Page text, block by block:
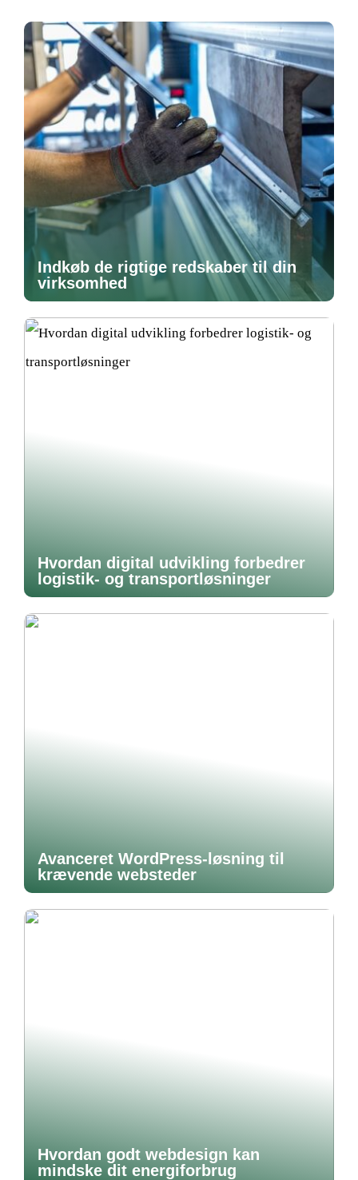
Indkøb de rigtige redskaber til din
virksomhed
Hvordan digital udvikling forbedrer
logistik- og transportløsninger
Avanceret WordPress-løsning til
krævende websteder
Hvordan godt webdesign kan
mindske dit energiforbrug